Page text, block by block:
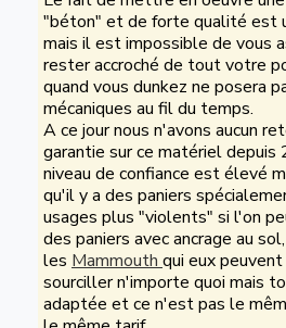
"béton" et de forte qualité est
mais il est impossible de vous
rester accroché de tout votre
quand vous dunkez ne posera
mécaniques au fil du temps.
A ce jour nous n'avons aucun
garantie sur ce matériel depuis
niveau de confiance est élevé
qu'il y a des paniers
usages plus "violents" si l'on
des paniers avec ancrage au
les Mammouth qui eux
sourciller n'importe quoi mais
adaptée et ce n'est pas le